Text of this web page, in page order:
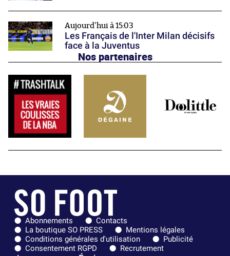
Aujourd'hui à 15:03
Les Français de l'Inter Milan décisifs
face à la Juventus
Nos partenaires
Abonnements
Contacts
La boutique SO PRESS
Mentions légales
Conditions générales d'utilisation
Publicité
Consentement RGPD
Recrutement